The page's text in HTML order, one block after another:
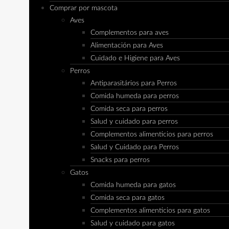
Comprar por mascota
Aves
Complementos para aves
Alimentación para Aves
Cuidado e Higiene para Aves
Perros
Antiparasitários para Perros
Comida humeda para perros
Comida seca para perros
Salud y cuidado para perros
Complementos alimenticios para perros
Salud y Cuidado para Perros
Snacks para perros
Gatos
Comida humeda para gatos
Comida seca para gatos
Complementos alimenticios para gatos
Salud y cuidado para gatos